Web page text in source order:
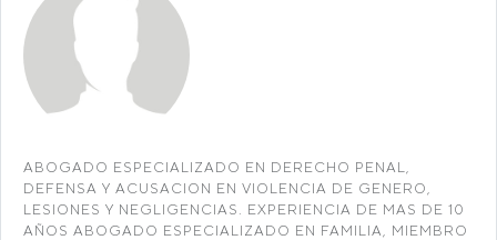
ABOGADO ESPECIALIZADO EN DERECHO PENAL,
DEFENSA Y ACUSACION EN VIOLENCIA DE GENERO,
LESIONES Y NEGLIGENCIAS. EXPERIENCIA DE MAS DE 10
AÑOS ABOGADO ESPECIALIZADO EN FAMILIA, MIEMBRO